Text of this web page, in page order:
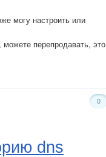
могу настроить или
перепродавать, это
0
dns